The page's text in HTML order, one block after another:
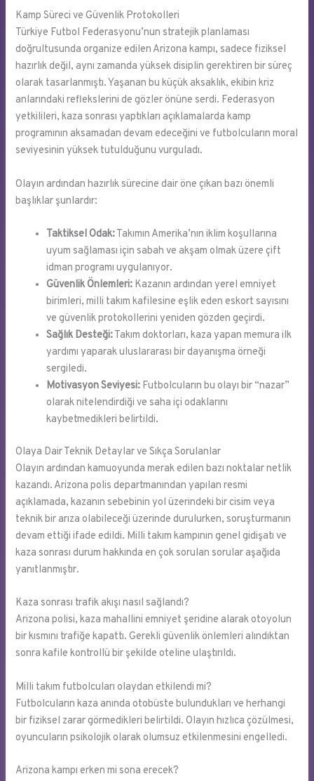
Kamp Süreci ve Güvenlik Protokolleri
Türkiye Futbol Federasyonu’nun stratejik planlaması
doğrultusunda organize edilen Arizona kampı, sadece fiziksel
hazırlık değil, aynı zamanda yüksek disiplin gerektiren bir süreç
olarak tasarlanmıştı. Yaşanan bu küçük aksaklık, ekibin kriz
anlarındaki reflekslerini de gözler önüne serdi. Federasyon
yetkilileri, kaza sonrası yaptıkları açıklamalarda kamp
programının aksamadan devam edeceğini ve futbolcuların moral
seviyesinin yüksek tutulduğunu vurguladı.
Olayın ardından hazırlık sürecine dair öne çıkan bazı önemli
başlıklar şunlardır:
Taktiksel Odak:Takımın Amerika’nın iklim koşullarına
uyum sağlaması için sabah ve akşam olmak üzere çift
idman programı uygulanıyor.
Güvenlik Önlemleri: Kazanın ardından yerel emniyet
birimleri, milli takım kafilesine eşlik eden eskort sayısını
ve güvenlik protokollerini yeniden gözden geçirdi.
Sağlık Desteği:Takım doktorları, kaza yapan memura ilk
yardımı yaparak uluslararası bir dayanışma örneği
sergiledi.
Motivasyon Seviyesi: Futbolcuların bu olayı bir “nazar”
olarak nitelendirdiği ve saha içi odaklarını
kaybetmedikleri belirtildi.
Olaya Dair Teknik Detaylar ve Sıkça Sorulanlar
Olayın ardından kamuoyunda merak edilen bazı noktalar netlik
kazandı. Arizona polis departmanından yapılan resmi
açıklamada, kazanın sebebinin yol üzerindeki bir cisim veya
teknik bir arıza olabileceği üzerinde durulurken, soruşturmanın
devam ettiği ifade edildi. Milli takım kampının genel gidişatı ve
kaza sonrası durum hakkında en çok sorulan sorular aşağıda
yanıtlanmıştır.
Kaza sonrası trafik akışı nasıl sağlandı?
Arizona polisi, kaza mahallini emniyet şeridine alarak otoyolun
bir kısmını trafiğe kapattı. Gerekli güvenlik önlemleri alındıktan
sonra kafile kontrollü bir şekilde oteline ulaştırıldı.
Milli takım futbolcuları olaydan etkilendi mi?
Futbolcuların kaza anında otobüste bulundukları ve herhangi
bir fiziksel zarar görmedikleri belirtildi. Olayın hızlıca çözülmesi,
oyuncuların psikolojik olarak olumsuz etkilenmesini engelledi.
Arizona kampı erken mi sona erecek?